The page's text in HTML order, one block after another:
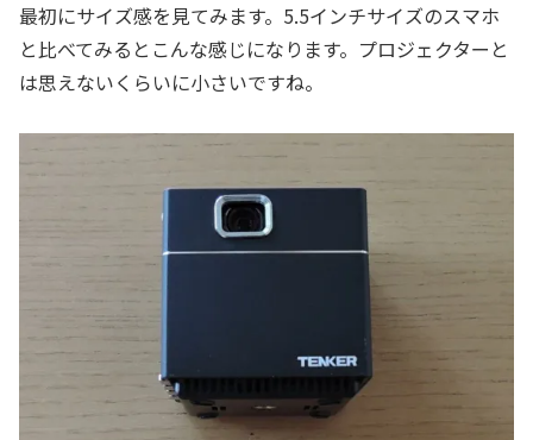
最初にサイズ感を見てみます。5.5インチサイズのスマホ
と比べてみるとこんな感じになります。プロジェクターと
は思えないくらいに小さいですね。